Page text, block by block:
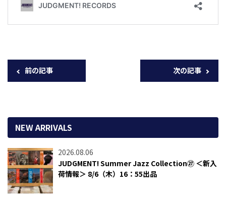
前の記事 次の記事
NEW ARRIVALS
2026.08.06
JUDGMENT! Summer Jazz Collection㉗ ＜新入
荷情報＞ 8/6（木）16：55出品